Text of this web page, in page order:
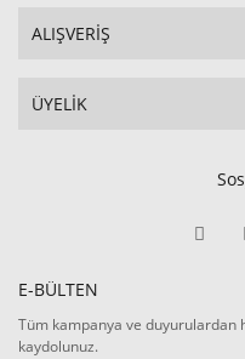
ALIŞVERİŞ
ÜYELİK
E-BÜLTEN
Tüm kampanya ve
kaydolunuz.